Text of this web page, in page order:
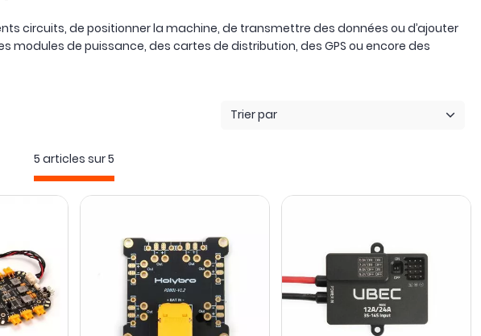
circuits, de positionner la machine, de transmettre des données ou d’ajouter
de puissance, des cartes de distribution, des GPS ou encore des
précision beaucoup plus loin pour les projets qui l’exigent. Des balises Remote
des modules de communication permettent d’ajouter du traitement
de cette même marque
et un écran externe.
Trier par
5 articles sur5